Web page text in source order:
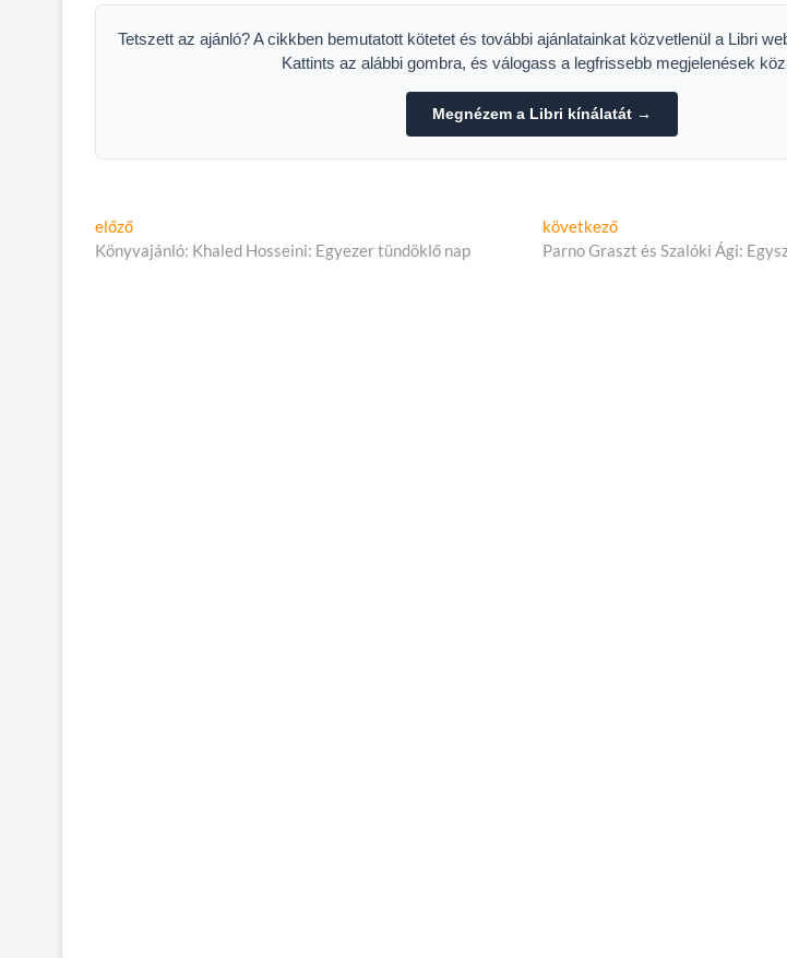
közös műhelyében!
Stockholmban
Tetszett az ajánló? A cikkben bemutatott kötetet és további ajánlatainkat közvetlenül a Libri
Kattints az alábbi gombra, és válogass a legfrissebb megjelenések
Megnézem a Libri kínálatát →
Bejegyzés
navigáció
előzőElőző
cikk:
Könyvajánló: Khaled Hosseini: Egyezer tündöklő nap
következőKövetkező
cikk:
Parno Graszt és Szalóki Ági: